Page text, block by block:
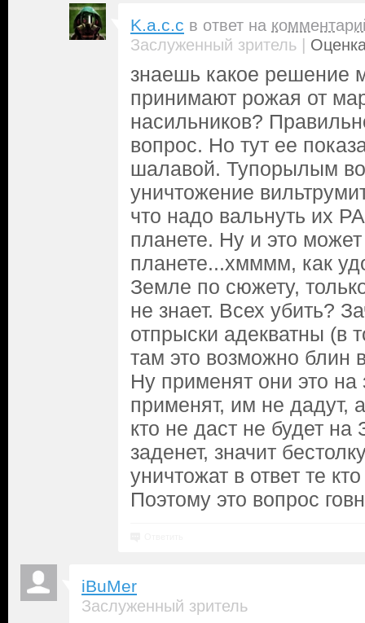
K.a.c.c в ответ на
Заслуженный зритель |
знаешь какое решение
принимают рожая от
насильников?
вопрос. Но тут ее
шалавой. Тупорылым
уничтожение
что надо вальнуть их
планете. Ну и это
планете...хмммм, как
Земле по сюжету,
не знает. Всех убить?
отпрыски адекватны (в
там это возможно блин
Ну применят они это на
применят, им не дадут,
кто не даст не будет на
заденет, значит
уничтожат в ответ те
Поэтому это вопрос
iBuMer
Заслуженный зритель